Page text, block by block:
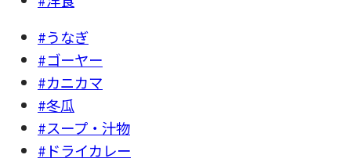
#うなぎ
#ゴーヤー
#カニカマ
#冬瓜
#スープ・汁物
#ドライカレー